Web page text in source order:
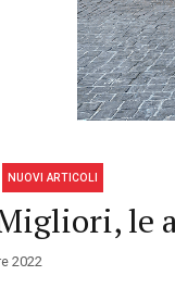
NUOVI ARTICOLI
le
2022